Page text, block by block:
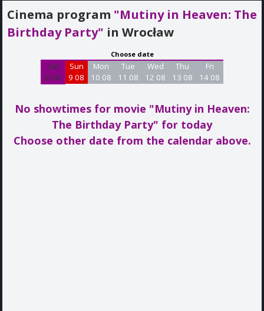
Cinema program "Mutiny in Heaven: The
Birthday Party" in Wrocław
Choose date
Sat
8 08
Sun
9 08
Mon
10 08
Tue
11 08
Wed
12 08
Thu
13 08
Fri
14 08
No showtimes for movie "Mutiny in Heaven:
The Birthday Party" for today
Choose other date from the calendar above.